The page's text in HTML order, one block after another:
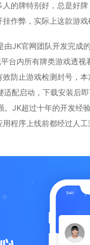
的牌特别好，总是好
作弊，实际上这款游戏
JK官网团队开发完成
台内所有牌类游戏透视
防止游戏检测封号，
配启动，下载安装后即
JK超过十年的开发经
程序上线前都经过人